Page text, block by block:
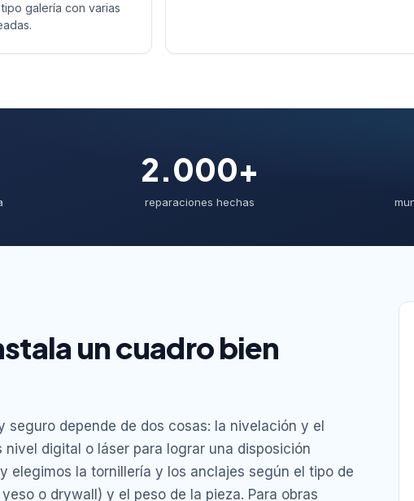
galería con varias
2.000+
reparaciones hechas
un cuadro bien
seguro depende de dos cosas: la nivelación y el
nivel digital o láser para lograr una disposición
elegimos la tornillería y los anclajes según el tipo de
o drywall) y el peso de la pieza. Para obras